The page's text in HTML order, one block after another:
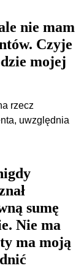
nie mam
Czyje
mojej
rzecz
uwzględnia
sumę
Nie ma
ma moją